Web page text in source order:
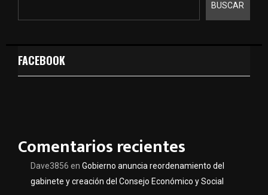
BUSCAR
FACEBOOK
Comentarios recientes
Dave3856 en Gobierno anuncia reordenamiento del
gabinete y creación del Consejo Económico y Social